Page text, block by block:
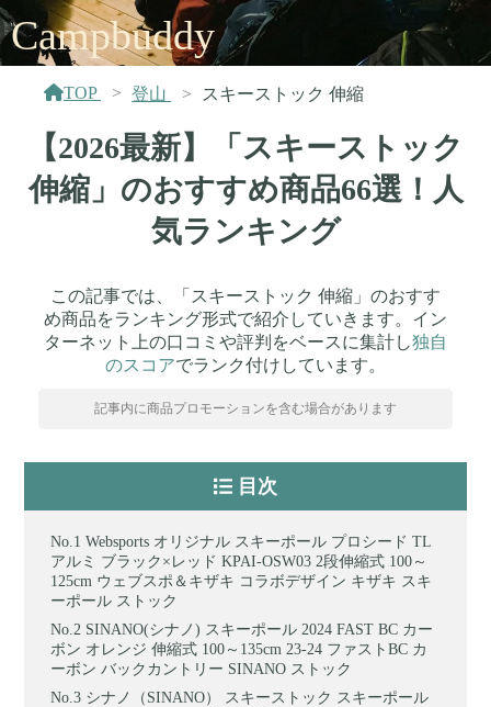
Campbuddy
TOP 登山 スキーストック 伸縮
【2026最新】「スキーストック
伸縮」のおすすめ商品66選！人
気ランキング
この記事では、「スキーストック 伸縮」のおすす
め商品をランキング形式で紹介していきます。イン
ターネット上の口コミや評判をベースに集計し独自
のスコアでランク付けしています。
記事内に商品プロモーションを含む場合があります
目次
Websports オリジナル スキーポール プロシード TL
アルミ ブラック×レッド KPAI-OSW03 2段伸縮式 100～
125cm ウェブスポ＆キザキ コラボデザイン キザキ スキ
ーポール ストック
SINANO(シナノ) スキーポール 2024 FAST BC カー
ボン オレンジ 伸縮式 100～135cm 23-24 ファストBC カ
ーボン バックカントリー SINANO ストック
シナノ（SINANO） スキーストック スキーポール